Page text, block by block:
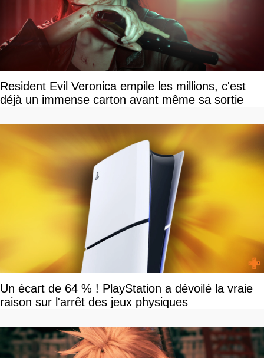
Resident Evil Veronica empile les millions, c'est
déjà un immense carton avant même sa sortie
Un écart de 64 % ! PlayStation a dévoilé la vraie
raison sur l'arrêt des jeux physiques